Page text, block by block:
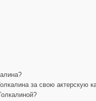
за свою актерскую